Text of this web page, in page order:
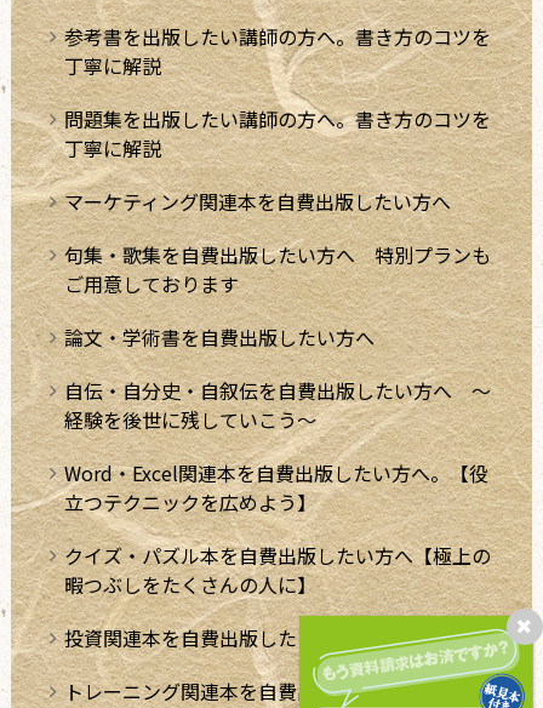
参考書を出版したい講師の方へ。書き方のコツを
丁寧に解説
問題集を出版したい講師の方へ。書き方のコツを
丁寧に解説
マーケティング関連本を自費出版したい方へ
句集・歌集を自費出版したい方へ 特別プランも
ご用意しております
論文・学術書を自費出版したい方へ
自伝・自分史・自叙伝を自費出版したい方へ ～
経験を後世に残していこう～
Word・Excel関連本を自費出版したい方へ。【役
立つテクニックを広めよう】
クイズ・パズル本を自費出版したい方へ【極上の
暇つぶしをたくさんの人に】
投資関連本を自費出版したい方へ
トレーニング関連本を自費出版したい方へ